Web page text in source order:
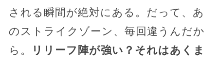
される瞬間が絶対にある。だって、あ
のストライクゾーン、毎回違うんだか
ら。
リリーフ陣が強い？それはあくま